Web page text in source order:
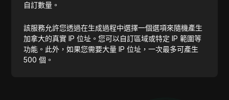
自訂數量。
該服務允許您透過在生成過程中選擇一個選項來隨機產生
加拿大的真實 IP 位址。您可以自訂區域或特定 IP 範圍等
功能。此外，如果您需要大量 IP 位址，一次最多可產生
500 個。